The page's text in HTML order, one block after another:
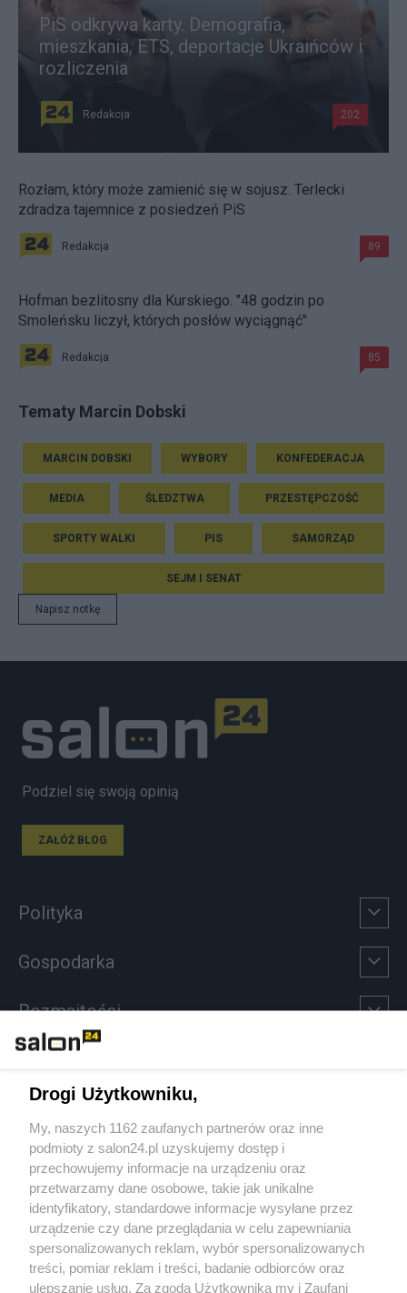
PiS odkrywa karty. Demografia,
mieszkania, ETS, deportacje Ukraińców i
rozliczenia
Redakcja 202
Rozłam, który może zamienić się w sojusz. Terlecki
zdradza tajemnice z posiedzeń PiS
Redakcja 89
Hofman bezlitosny dla Kurskiego. "48 godzin po
Smoleńsku liczył, których posłów wyciągnąć"
Redakcja 85
Tematy Marcin Dobski
MARCIN DOBSKI WYBORY KONFEDERACJA
MEDIA ŚLEDZTWA PRZESTĘPCZOŚĆ
SPORTY WALKI PIS SAMORZĄD
SEJM I SENAT
Napisz notkę
Podziel się swoją opinią
ZAŁÓŻ BLOG
Polityka
Gospodarka
Rozmaitości
Sport
Społeczeństwo
Kultura
Drogi Użytkowniku,
My, naszych 1162 zaufanych partnerów oraz inne
podmioty z salon24.pl uzyskujemy dostęp i
przechowujemy informacje na urządzeniu oraz
przetwarzamy dane osobowe, takie jak unikalne
identyfikatory, standardowe informacje wysyłane przez
urządzenie czy dane przeglądania w celu zapewniania
spersonalizowanych reklam, wybór spersonalizowanych
treści, pomiar reklam i treści, badanie odbiorców oraz
ulepszanie usług. Za zgodą Użytkownika my i Zaufani